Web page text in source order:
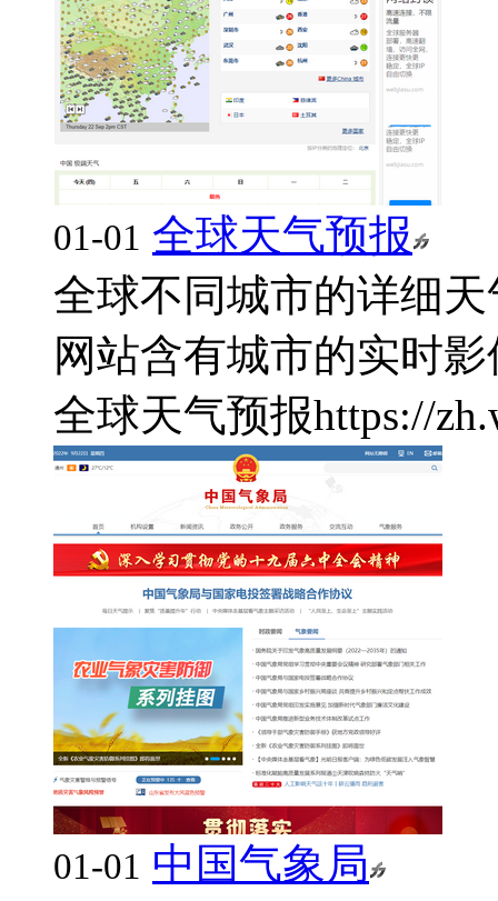
01-01 全球天气预报
全球不同城市的详细
网站含有城市的实时
全球天气预报https://
01-01 中国气象局